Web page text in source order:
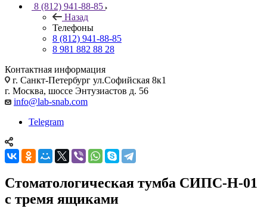
8 (812) 941-88-85
Назад
Телефоны
8 (812) 941-88-85
8 981 882 88 28
Контактная информация
г. Санкт-Петербург ул.Софийская 8к1
г. Москва, шоссе Энтузиастов д. 56
info@lab-snab.com
Telegram
Стоматологическая тумба СИПС-Н-01
с тремя ящиками